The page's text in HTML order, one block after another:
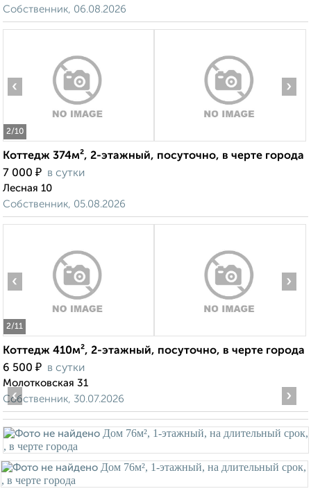
Собственник, 06.08.2026
2/10
‹ ›
Коттедж 374м², 2-этажный, посуточно, в черте города
7 000 ₽ в сутки
Лесная 10
Собственник, 05.08.2026
2/11
‹ ›
Коттедж 410м², 2-этажный, посуточно, в черте города
6 500 ₽ в сутки
Молотковская 31
Собственник, 30.07.2026
‹ ›